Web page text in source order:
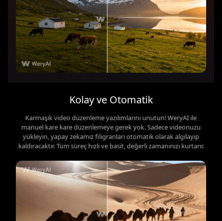
Kolay ve Otomatik
Karmaşık video düzenleme yazılımlarını unutun! WeryAI ile
manuel kare kare düzenlemeye gerek yok. Sadece videonuzu
yükleyin, yapay zekamız filigranları otomatik olarak algılayıp
kaldıracaktır. Tüm süreç hızlı ve basit, değerli zamanınızı kurtarır.